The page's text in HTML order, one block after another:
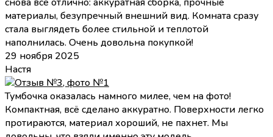
материалы, безупречный внешний вид. Комната сразу
стала выглядеть более стильной и теплотой
наполнилась. Очень довольна покупкой!
29 ноября 2025
Настя
Тумбочка оказалась намного милее, чем на фото!
Компактная, всё сделано аккуратно. Поверхности легко
протираются, материал хороший, не пахнет. Мы